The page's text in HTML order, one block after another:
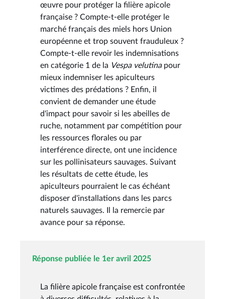
œuvre pour protéger la filière apicole
française ? Compte-t-elle protéger le
marché français des miels hors Union
européenne et trop souvent frauduleux ?
Compte-t-elle revoir les indemnisations
en catégorie 1 de la Vespa velutinapour
mieux indemniser les apiculteurs
victimes des prédations ? Enfin, il
convient de demander une étude
d'impact pour savoir si les abeilles de
ruche, notamment par compétition pour
les ressources florales ou par
interférence directe, ont une incidence
sur les pollinisateurs sauvages. Suivant
les résultats de cette étude, les
apiculteurs pourraient le cas échéant
disposer d'installations dans les parcs
naturels sauvages. Il la remercie par
avance pour sa réponse.
Réponse publiée le 1er avril 2025
La filière apicole française est confrontée